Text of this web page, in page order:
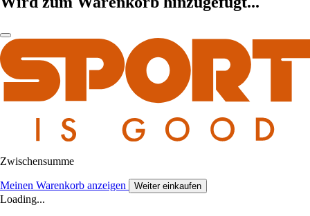
Zwischensumme
Meinen Warenkorb anzeigen Weiter einkaufen
Loading...